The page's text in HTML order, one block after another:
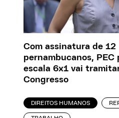
Com assinatura de 12
pernambucanos, PEC
escala 6x1 vai
Congresso
DIREITOS HUMANOS